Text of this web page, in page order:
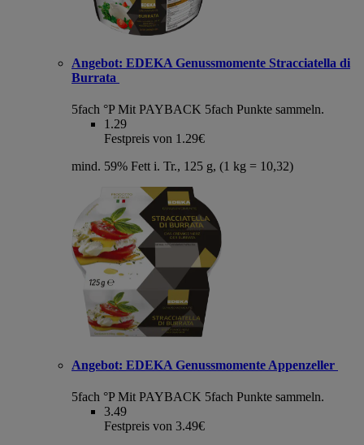
Angebot: EDEKA Genussmomente Stracciatella di
Burrata
5fach °P Mit PAYBACK 5fach Punkte sammeln.
1.29
Festpreis von 1.29€
mind. 59% Fett i. Tr., 125 g, (1 kg = 10,32)
Angebot: EDEKA Genussmomente Appenzeller
5fach °P Mit PAYBACK 5fach Punkte sammeln.
3.49
Festpreis von 3.49€